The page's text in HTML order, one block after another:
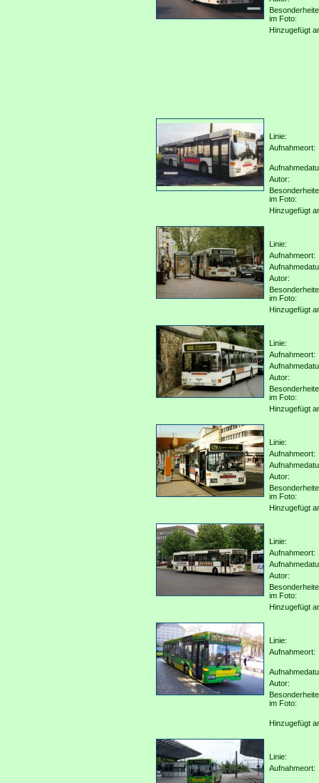
im Foto:
Hinzugefügt
Linie:
Aufnahmeort:
Autor:
im Foto:
Hinzugefügt
Linie:
Aufnahmeort:
Autor:
im Foto:
Hinzugefügt
Linie:
Aufnahmeort:
Autor:
im Foto:
Hinzugefügt
Linie:
Aufnahmeort:
Autor:
im Foto:
Hinzugefügt
Linie:
Aufnahmeort:
Autor:
im Foto:
Hinzugefügt
Linie:
Aufnahmeort:
Autor:
im Foto:
Hinzugefügt
Linie:
Aufnahmeort: